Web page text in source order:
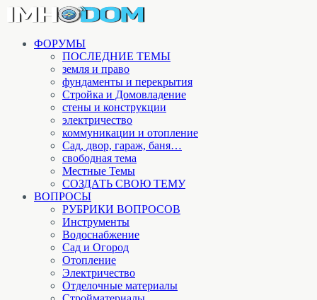
ФОРУМЫ
ПОСЛЕДНИЕ ТЕМЫ
земля и право
фундаменты и перекрытия
Стройка и Домовладение
стены и конструкции
электричество
коммуникации и отопление
Cад, двор, гараж, баня…
свободная тема
Местные Темы
СОЗДАТЬ СВОЮ ТЕМУ
ВОПРОСЫ
РУБРИКИ ВОПРОСОВ
Инструменты
Водоснабжение
Сад и Огород
Отопление
Электричество
Отделочные материалы